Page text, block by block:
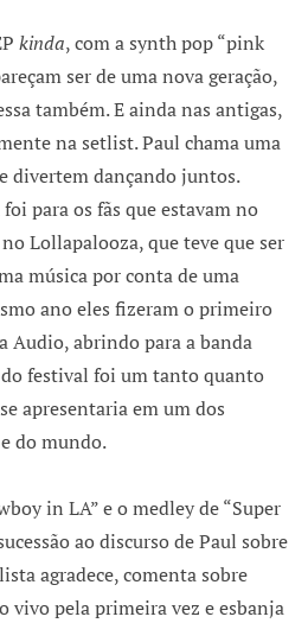
kinda, com a synth pop “pink
ser de uma nova geração,
também. E ainda nas antigas,
na setlist. Paul chama uma
divertem dançando juntos.
para os fãs que estavam no
Lollapalooza, que teve que ser
música por conta de uma
ano eles fizeram o primeiro
Audio, abrindo para a banda
festival foi um tanto quanto
apresentaria em um dos
do mundo.
in LA” e o medley de “Super
ao discurso de Paul sobre
agradece, comenta sobre
vivo pela primeira vez e esbanja